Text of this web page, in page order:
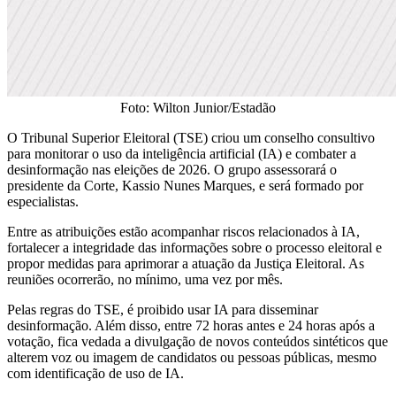
Foto: Wilton Junior/Estadão
O Tribunal Superior Eleitoral (TSE) criou um conselho consultivo
para monitorar o uso da inteligência artificial (IA) e combater a
desinformação nas eleições de 2026. O grupo assessorará o
presidente da Corte, Kassio Nunes Marques, e será formado por
especialistas.
Entre as atribuições estão acompanhar riscos relacionados à IA,
fortalecer a integridade das informações sobre o processo eleitoral e
propor medidas para aprimorar a atuação da Justiça Eleitoral. As
reuniões ocorrerão, no mínimo, uma vez por mês.
Pelas regras do TSE, é proibido usar IA para disseminar
desinformação. Além disso, entre 72 horas antes e 24 horas após a
votação, fica vedada a divulgação de novos conteúdos sintéticos que
alterem voz ou imagem de candidatos ou pessoas públicas, mesmo
com identificação de uso de IA.